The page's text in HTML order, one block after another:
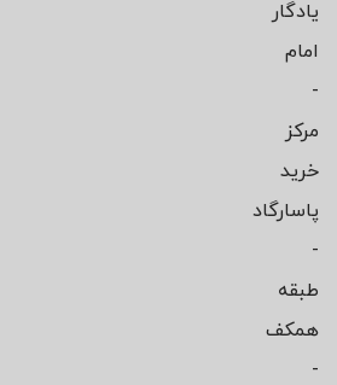
یادگار
امام
-
مرکز
خرید
پاسارگاد
-
طبقه
همکف
-